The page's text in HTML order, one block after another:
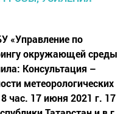
«Управление по
окружающей среды
Консультация –
метеорологических
час. 17 июня 2021 г. 17